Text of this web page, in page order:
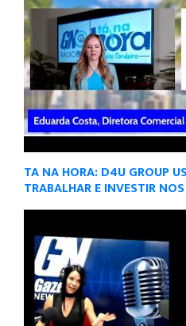
TA NA HORA: D4U GROUP
TRABALHAR E INVESTIR